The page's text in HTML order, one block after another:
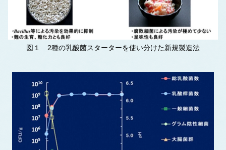
図１ 2種の乳酸菌スターターを使い分けた新規製造法